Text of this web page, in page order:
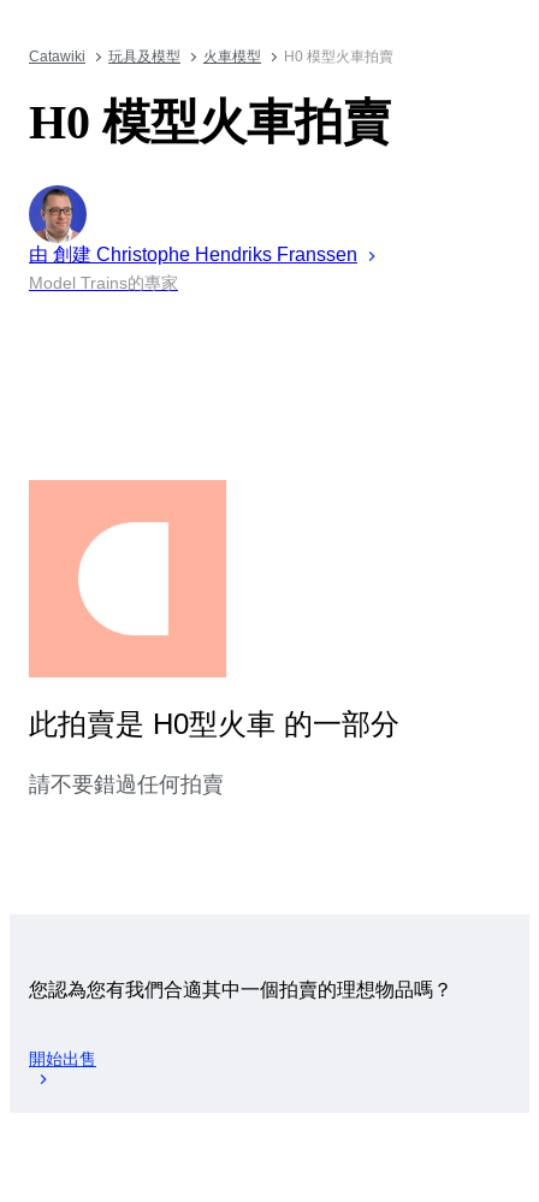
Catawiki 玩具及模型 火車模型 H0 模型火車拍賣
H0 模型火車拍賣
由 創建 Christophe Hendriks Franssen
Model Trains的專家
此拍賣是 H0型火車 的一部分
請不要錯過任何拍賣
您認為您有我們合適其中一個拍賣的理想物品嗎？
開始出售